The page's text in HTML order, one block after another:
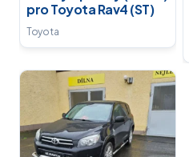
pro Toyota Rav4 (ST)
Toyota